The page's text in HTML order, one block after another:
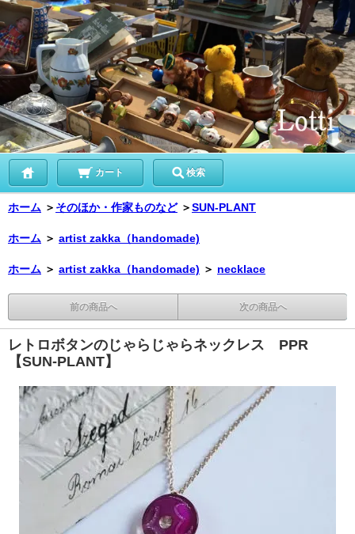
カート 検索
ホーム ＞ そのほか・作家ものなど ＞SUN-PLANT
ホーム ＞ artist zakka（handomade)
ホーム ＞ artist zakka（handomade) ＞ necklace
前の商品へ 次の商品へ
レトロボタンのじゃらじゃらネックレス PPR
【SUN-PLANT】